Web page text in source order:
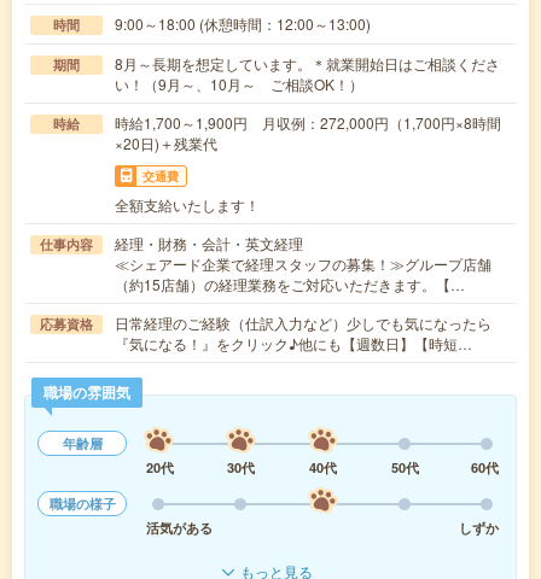
時間 9:00～18:00 (休憩時間：12:00～13:00)
期間
8月～長期を想定しています。＊就業開始日はご相談くださ
い！（9月～、10月～ ご相談OK！）
時給
時給1,700～1,900円 月収例：272,000円（1,700円×8時間
×20日)＋残業代
交通費
全額支給いたします！
仕事内容
経理・財務・会計・英文経理
≪シェアード企業で経理スタッフの募集！≫グループ店舗
（約15店舗）の経理業務をご対応いただきます。【…
応募資格
日常経理のご経験（仕訳入力など）少しでも気になったら
『気になる！』をクリック♪他にも【週数日】【時短…
職場の雰囲気
年齢層
20代
30代 40代 50代
60代
職場の様子
活気がある
しずか
もっと見る